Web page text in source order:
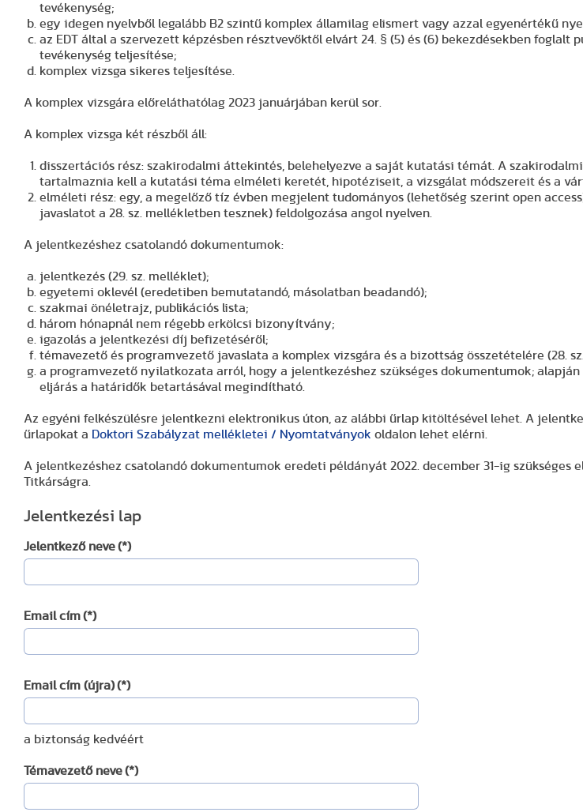
tevékenység;
egy idegen nyelvből legalább B2 szintű komplex államilag elismert vagy azzal egyenértékű
az EDT által a szervezett képzésben résztvevőktől elvárt 24. § (5) és (6) bekezdésekben foglalt
tevékenység teljesítése;
komplex vizsga sikeres teljesítése.
A komplex vizsgára előreláthatólag 2023 januárjában kerül sor.
A komplex vizsga két részből áll:
disszertációs rész: szakirodalmi áttekintés, belehelyezve a saját kutatási témát. A
tartalmaznia kell a kutatási téma elméleti keretét, hipotéziseit, a vizsgálat módszereit és a
elméleti rész: egy, a megelőző tíz évben megjelent tudományos (lehetőség szerint open
javaslatot a 28. sz. mellékletben tesznek) feldolgozása angol nyelven.
A jelentkezéshez csatolandó dokumentumok:
jelentkezés (29. sz. melléklet);
egyetemi oklevél (eredetiben bemutatandó, másolatban beadandó);
szakmai önéletrajz, publikációs lista;
három hónapnál nem régebb erkölcsi bizonyítvány;
igazolás a jelentkezési díj befizetéséről;
témavezető és programvezető javaslata a komplex vizsgára és a bizottság összetételére (28.
a programvezető nyilatkozata arról, hogy a jelentkezéshez szükséges dokumentumok; alapján
eljárás a határidők betartásával megindítható.
Az egyéni felkészülésre jelentkezni elektronikus úton, az alábbi űrlap kitöltésével lehet. A
űrlapokat a Doktori Szabályzat mellékletei / Nyomtatványok oldalon lehet elérni.
A jelentkezéshez csatolandó dokumentumok eredeti példányát 2022. december 31-ig szükséges
Titkárságra.
Jelentkezési lap
Jelentkező neve(*)
Email cím(*)
Email cím (újra)(*)
a biztonság kedvéért
Témavezető neve(*)